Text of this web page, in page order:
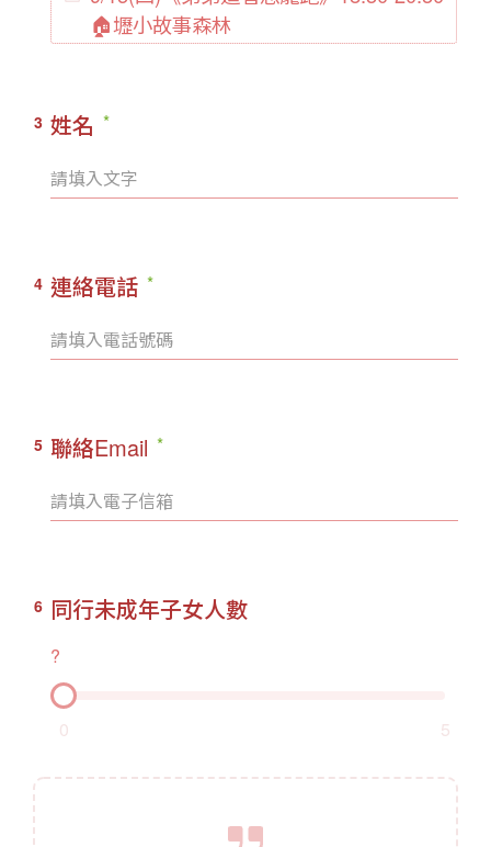
🏠壢小故事森林
3 姓名
4 連絡電話
5 聯絡Email
6 同行未成年子女人數
?
0 5